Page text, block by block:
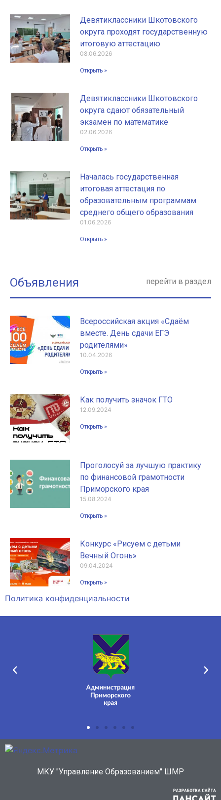
Девятиклассники Шкотовского
округа проходят государственную
итоговую аттестацию
08.06.2026
Открыть »
Девятиклассники Шкотовского
округа сдают обязательный
экзамен по математике
02.06.2026
Открыть »
Началась государственная
итоговая аттестация по
образовательным программам
среднего общего образования
01.06.2026
Открыть »
Объявления перейти в раздел
Всероссийская акция «Сдаём
вместе. День сдачи ЕГЭ
родителями»
10.04.2026
Открыть »
Как получить значок ГТО
12.09.2024
Открыть »
Проголосуй за лучшую практику
по финансовой грамотности
Приморского края
15.08.2024
Открыть »
Конкурс «Рисуем с детьми
Вечный Огонь»
09.04.2024
Открыть »
Политика конфиденциальности
МКУ "Управление Образованием" ШМР